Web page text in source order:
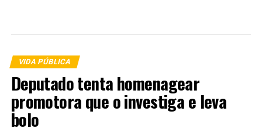
VIDA PÚBLICA
Deputado tenta homenagear
promotora que o investiga e leva
bolo